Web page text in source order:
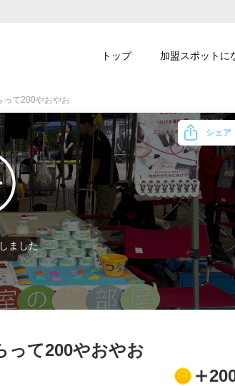
って200やおやお
ました
って200やおやお
シェア
トップ 加盟スポットに